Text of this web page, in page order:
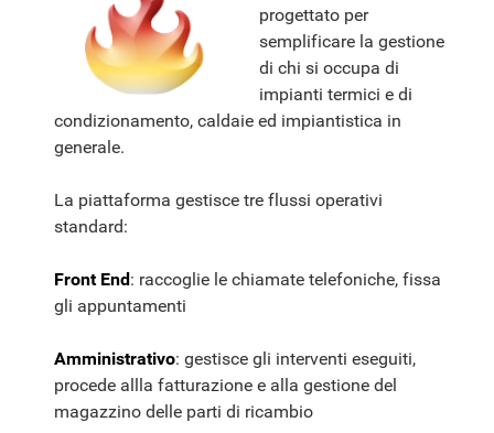
progettato per
semplificare la gestione
di chi si occupa di
impianti termici e di
condizionamento, caldaie ed impiantistica in
generale.
La piattaforma gestisce tre flussi operativi
standard:
Front End: raccoglie le chiamate telefoniche, fissa
gli appuntamenti
Amministrativo: gestisce gli interventi eseguiti,
procede allla fatturazione e alla gestione del
magazzino delle parti di ricambio